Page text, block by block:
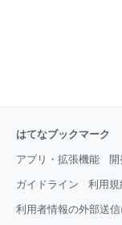
はてなブックマーク
アプリ・拡張機能
ガイドライン 利用規
利用者情報の外部送